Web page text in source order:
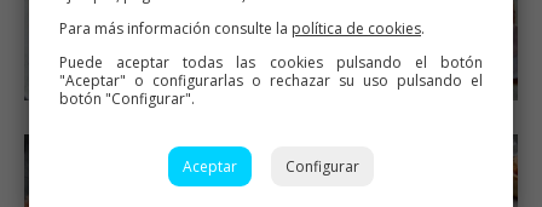
Para más información consulte la política de cookies.
Puede aceptar todas las cookies pulsando el botón
"Aceptar" o configurarlas o rechazar su uso pulsando el
botón "Configurar".
Aceptar Configurar